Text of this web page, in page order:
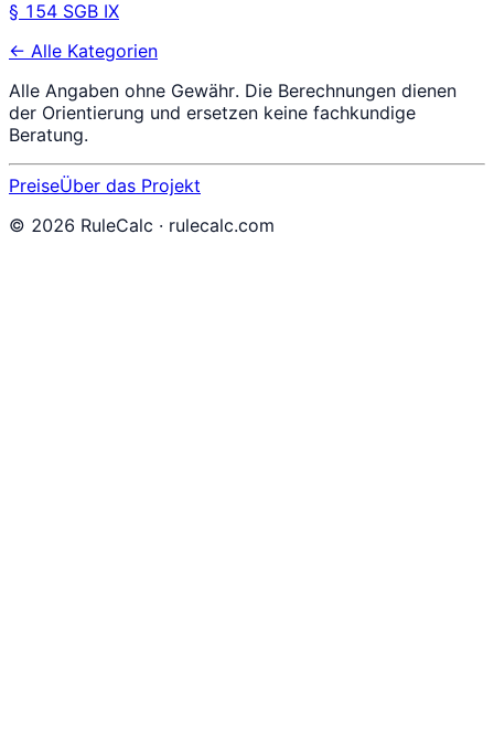
§ 154 SGB IX
← Alle Kategorien
Alle Angaben ohne Gewähr. Die Berechnungen dienen
der Orientierung und ersetzen keine fachkundige
Beratung.
PreiseÜber das Projekt
© 2026 RuleCalc · rulecalc.com